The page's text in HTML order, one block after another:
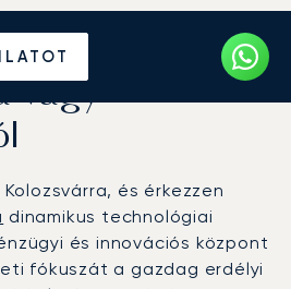
vagy
és érkezzen
dinamikus technológiai
és innovációs központ
fókuszát a gazdag erdélyi